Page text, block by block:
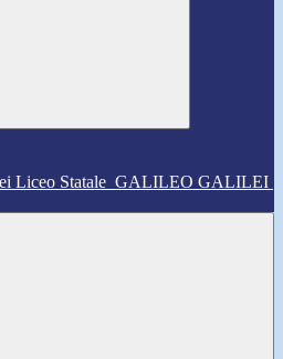
Liceo Statale GALILEO GALILEI